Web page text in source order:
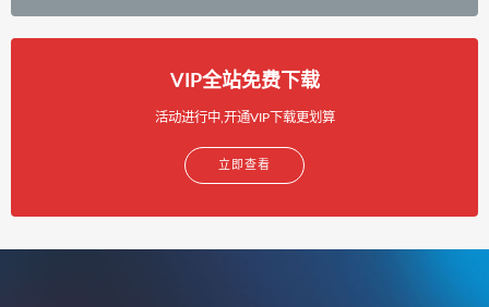
VIP全站免费下载
活动进行中,开通VIP下载更划算
立即查看